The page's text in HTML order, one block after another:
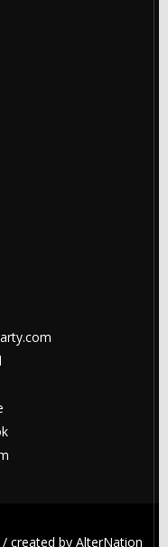
created by AlterNation